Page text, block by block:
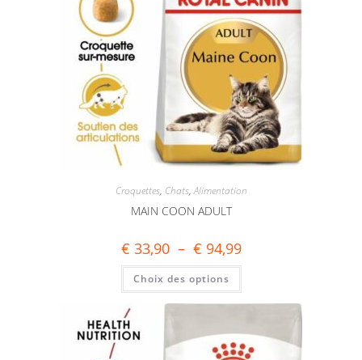
Croquettes, Chats,Alimentation
MAIN COON ADULT
€ 33,90 – € 94,99
Choix des options